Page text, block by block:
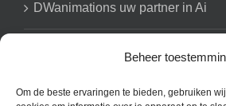
Beheer
Om de beste ervaringen te bieden, gebruiken
DWanimations uw partner in Ai